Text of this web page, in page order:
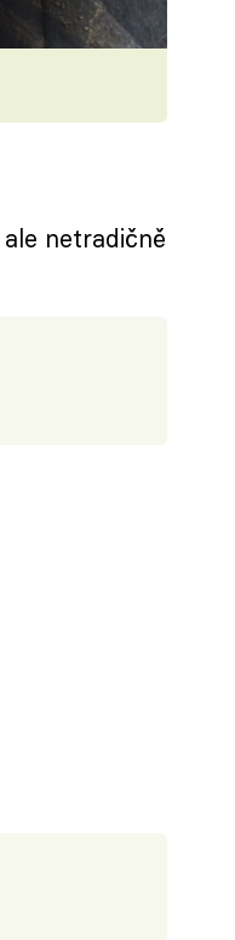
netradičně